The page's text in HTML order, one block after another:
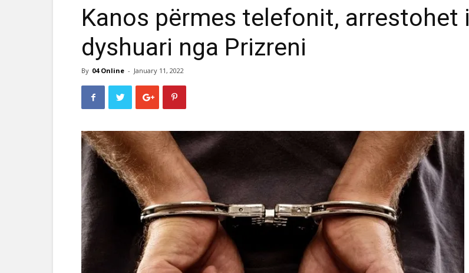
Kanos përmes telefonit, arrestohet i
dyshuari nga Prizreni
By 04 Online - January 11, 2022